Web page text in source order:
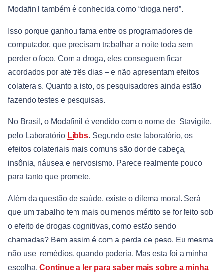
Modafinil também é conhecida como “droga nerd”.
Isso porque ganhou fama entre os programadores de
computador, que precisam trabalhar a noite toda sem
perder o foco. Com a droga, eles conseguem ficar
acordados por até três dias – e não apresentam efeitos
colaterais. Quanto a isto, os pesquisadores ainda estão
fazendo testes e pesquisas.
No Brasil, o Modafinil é vendido com o nome de Stavigile,
pelo Laboratório Libbs. Segundo este laboratório, os
efeitos colateriais mais comuns são dor de cabeça,
insônia, náusea e nervosismo. Parece realmente pouco
para tanto que promete.
Além da questão de saúde, existe o dilema moral. Será
que um trabalho tem mais ou menos mértito se for feito sob
o efeito de drogas cognitivas, como estão sendo
chamadas? Bem assim é com a perda de peso. Eu mesma
não usei remédios, quando poderia. Mas esta foi a minha
escolha. Continue a ler para saber mais sobre a minha